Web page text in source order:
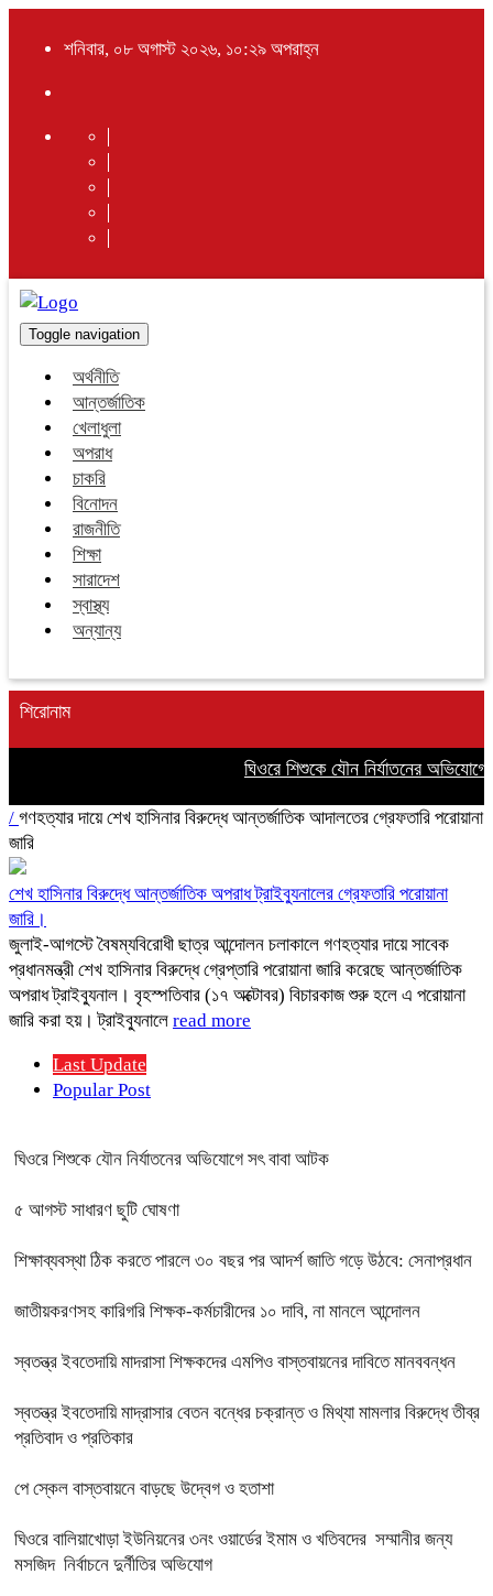
শনিবার, ০৮ অগাস্ট ২০২৬, ১০:২৯ অপরাহ্ন
Toggle navigation
অর্থনীতি
আন্তর্জাতিক
খেলাধুলা
অপরাধ
চাকরি
বিনোদন
রাজনীতি
শিক্ষা
সারাদেশ
স্বাস্থ্য
অন্যান্য
শিরোনাম
ঘিওরে শিশুকে যৌন নির্যাতনের অভিযোগে
/ গণহত্যার দায়ে শেখ হাসিনার বিরুদ্ধে আন্তর্জাতিক আদালতের গ্রেফতারি পরোয়ানা
জারি
শেখ হাসিনার বিরুদ্ধে আন্তর্জাতিক অপরাধ ট্রাইব্যুনালের গ্রেফতারি পরোয়ানা
জারি।
জুলাই-আগস্টে বৈষম্যবিরোধী ছাত্র আন্দোলন চলাকালে গণহত্যার দায়ে সাবেক
প্রধানমন্ত্রী শেখ হাসিনার বিরুদ্ধে গ্রেপ্তারি পরোয়ানা জারি করেছে আন্তর্জাতিক
অপরাধ ট্রাইব্যুনাল। বৃহস্পতিবার (১৭ অক্টোবর) বিচারকাজ শুরু হলে এ পরোয়ানা
জারি করা হয়। ট্রাইব্যুনালে read more
Last Update
Popular Post
ঘিওরে শিশুকে যৌন নির্যাতনের অভিযোগে সৎ বাবা আটক
৫ আগস্ট সাধারণ ছুটি ঘোষণা
শিক্ষাব্যবস্থা ঠিক করতে পারলে ৩০ বছর পর আদর্শ জাতি গড়ে উঠবে: সেনাপ্রধান
জাতীয়করণসহ কারিগরি শিক্ষক-কর্মচারীদের ১০ দাবি, না মানলে আন্দোলন
স্বতন্ত্র ইবতেদায়ি মাদরাসা শিক্ষকদের এমপিও বাস্তবায়নের দাবিতে মানববন্ধন
স্বতন্ত্র ইবতেদায়ি মাদ্রাসার বেতন বন্ধের চক্রান্ত ও মিথ্যা মামলার বিরুদ্ধে তীব্র
প্রতিবাদ ও প্রতিকার
পে স্কেল বাস্তবায়নে বাড়ছে উদ্বেগ ও হতাশা
ঘিওরে বালিয়াখোড়া ইউনিয়নের ৩নং ওয়ার্ডের ইমাম ও খতিবদের সম্মানীর জন্য
মসজিদ নির্বাচনে দুর্নীতির অভিযোগ